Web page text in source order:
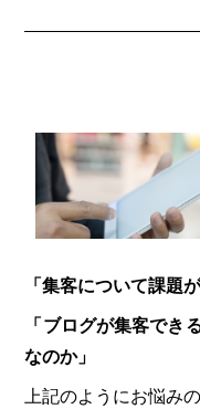
「集客について課題
「ブログが集客でき
なのか」
上記のようにお悩み